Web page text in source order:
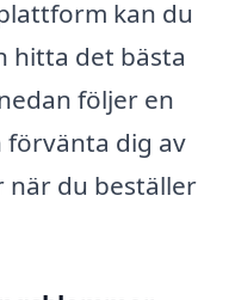
kan du
hitta det bästa
följer en
förvänta dig av
när du beställer